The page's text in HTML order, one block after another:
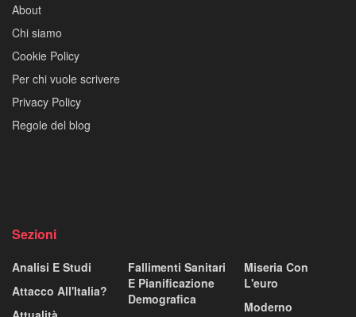
About
Chi siamo
Cookie Policy
Per chi vuole scrivere
Privacy Policy
Regole del blog
Sezioni
Analisi E Studi
Attacco All'Italia?
Fallimenti Sanitari
E Pianificazione
Demografica
Miseria Con
L'euro
Moderno